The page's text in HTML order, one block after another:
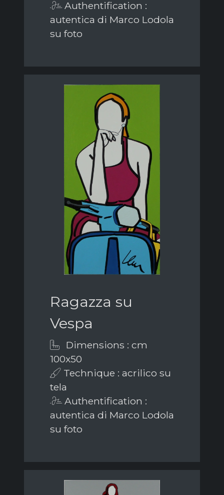
Authentification :
autentica di Marco Lodola
su foto
Ragazza su
Vespa
Dimensions : cm
100x50
Technique : acrilico su
tela
Authentification :
autentica di Marco Lodola
su foto